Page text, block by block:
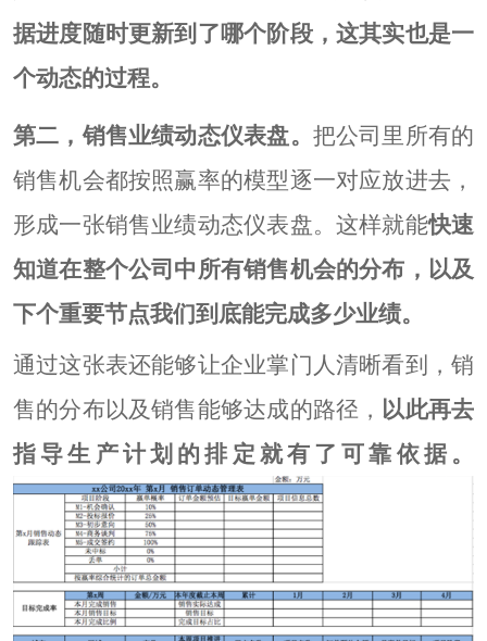
据进度随时更新到了哪个阶段，这其实也是一
个动态的过程。
第二，销售业绩动态仪表盘。 把公司里所有的
销售机会都按照赢率的模型逐一对应放进去，
形成一张销售业绩动态仪表盘。这样就能快速
知道在整个公司中所有销售机会的分布，以及
下个重要节点我们到底能完成多少业绩。
通过这张表还能够让企业掌门人清晰看到，销
售的分布以及销售能够达成的路径， 以此再去
指导生产计划的排定就有了可靠依据。